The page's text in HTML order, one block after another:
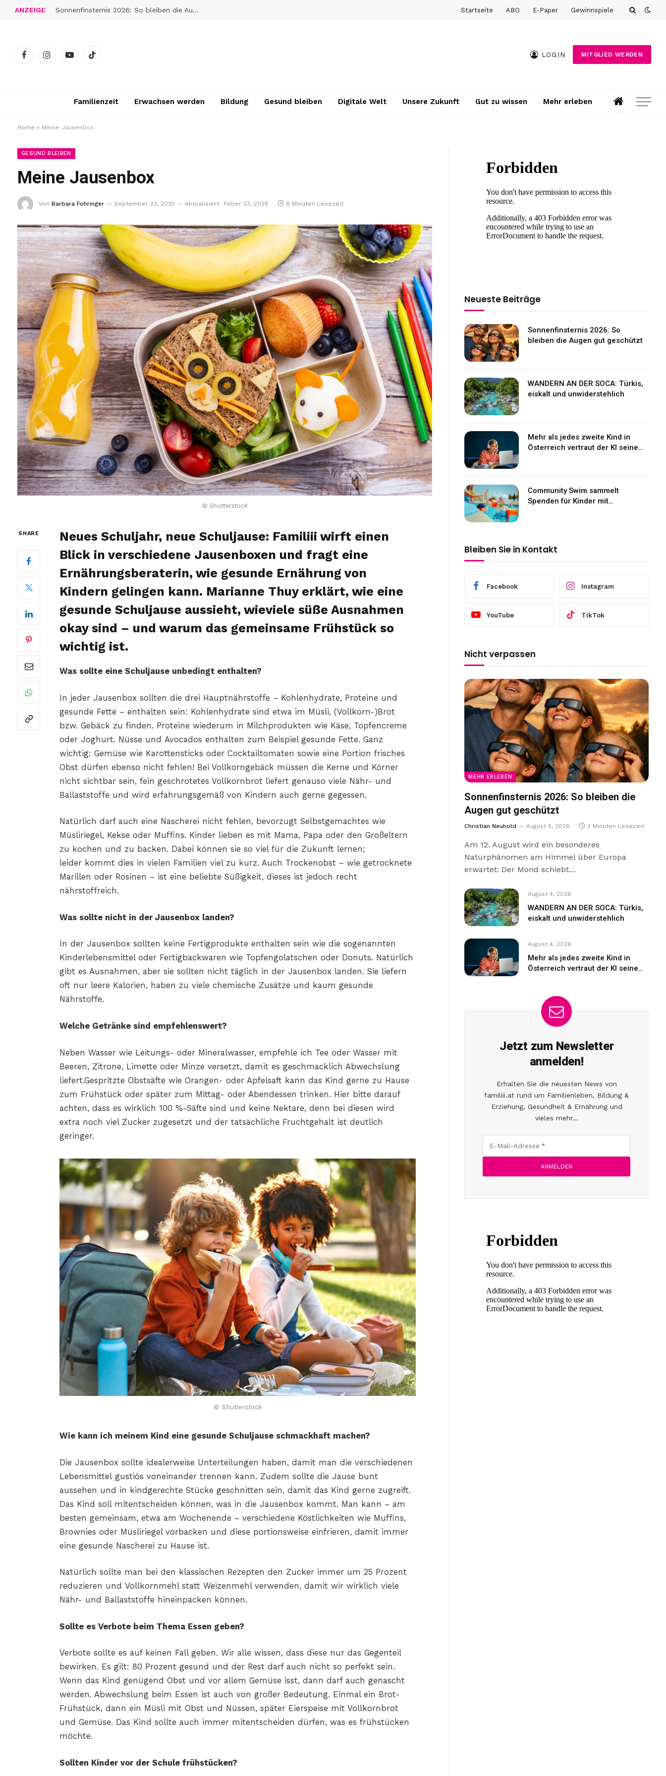
ANZEIGE Sonnenfinsternis 2026: So bleiben die Augen gut geschützt Startseite ABO E-Paper Gewinnspiele
FacebookInstagramYouTubeTikTok
LOGIN MITGLIED WERDEN
Familienzeit Erwachsen werden Bildung Gesund bleiben Digitale Welt Unsere Zukunft Gut zu wissen Mehr erleben
Home » Meine Jausenbox
GESUND BLEIBEN
Meine Jausenbox
Von Barbara Fohringer September 23, 2025 Aktualisiert: Feber 23, 2026 6 Minuten Lesezeit
© Shutterstock
SHARE
Neues Schuljahr, neue Schuljause: Familiii wirft einen
Blick in verschiedene Jausenboxen und fragt eine
Ernährungsberaterin, wie gesunde Ernährung von
Kindern gelingen kann. Marianne Thuy erklärt, wie eine
gesunde Schuljause aussieht, wieviele süße Ausnahmen
okay sind – und warum das gemeinsame Frühstück so
wichtig ist.
Was sollte eine Schuljause unbedingt enthalten?
In jeder Jausenbox sollten die drei Hauptnährstoffe – Kohlenhydrate, Proteine und
gesunde Fette – enthalten sein: Kohlenhydrate sind etwa im Müsli, (Vollkorn-)Brot
bzw. Gebäck zu finden. Proteine wiederum in Milchprodukten wie Käse, Topfencreme
oder Joghurt. Nüsse und Avocados enthalten zum Beispiel gesunde Fette. Ganz
wichtig: Gemüse wie Karottensticks oder Cocktailtomaten sowie eine Portion frisches
Obst dürfen ebenso nicht fehlen! Bei Vollkorngebäck müssen die Kerne und Körner
nicht sichtbar sein, fein geschrotetes Vollkornbrot liefert genauso viele Nähr- und
Ballaststoffe und wird erfahrungsgemäß von Kindern auch gerne gegessen.
Natürlich darf auch eine Nascherei nicht fehlen, bevorzugt Selbstgemachtes wie
Müsliriegel, Kekse oder Muffins. Kinder lieben es mit Mama, Papa oder den Großeltern
zu kochen und zu backen. Dabei können sie so viel für die Zukunft lernen;
leider kommt dies in vielen Familien viel zu kurz. Auch Trockenobst – wie getrocknete
Marillen oder Rosinen – ist eine beliebte Süßigkeit, dieses ist jedoch recht
nährstoffreich.
Was sollte nicht in der Jausenbox landen?
In der Jausenbox sollten keine Fertigprodukte enthalten sein wie die sogenannten
Kinderlebensmittel oder Fertigbackwaren wie Topfengolatschen oder Donuts. Natürlich
gibt es Ausnahmen, aber sie sollten nicht täglich in der Jausenbox landen. Sie liefern
oft nur leere Kalorien, haben zu viele chemische Zusätze und kaum gesunde
Nährstoffe.
Welche Getränke sind empfehlenswert?
Neben Wasser wie Leitungs- oder Mineralwasser, empfehle ich Tee oder Wasser mit
Beeren, Zitrone, Limette oder Minze versetzt, damit es geschmacklich Abwechslung
liefert.Gespritzte Obstsäfte wie Orangen- oder Apfelsaft kann das Kind gerne zu Hause
zum Frühstück oder später zum Mittag- oder Abendessen trinken. Hier bitte darauf
achten, dass es wirklich 100 %-Säfte sind und keine Nektare, denn bei diesen wird
extra noch viel Zucker zugesetzt und der tatsächliche Fruchtgehalt ist deutlich
geringer.
© Shutterstock
Wie kann ich meinem Kind eine gesunde Schuljause schmackhaft machen?
Die Jausenbox sollte idealerweise Unterteilungen haben, damit man die verschiedenen
Lebensmittel gustiös voneinander trennen kann. Zudem sollte die Jause bunt
aussehen und in kindgerechte Stücke geschnitten sein, damit das Kind gerne zugreift.
Das Kind soll mitentscheiden können, was in die Jausenbox kommt. Man kann – am
besten gemeinsam, etwa am Wochenende – verschiedene Köstlichkeiten wie Muffins,
Brownies oder Müsliriegel vorbacken und diese portionsweise einfrieren, damit immer
eine gesunde Nascherei zu Hause ist.
Natürlich sollte man bei den klassischen Rezepten den Zucker immer um 25 Prozent
reduzieren und Vollkornmehl statt Weizenmehl verwenden, damit wir wirklich viele
Nähr- und Ballaststoffe hineinpacken können.
Sollte es Verbote beim Thema Essen geben?
Verbote sollte es auf keinen Fall geben. Wir alle wissen, dass diese nur das Gegenteil
bewirken. Es gilt: 80 Prozent gesund und der Rest darf auch nicht so perfekt sein.
Wenn das Kind genügend Obst und vor allem Gemüse isst, dann darf auch genascht
werden. Abwechslung beim Essen ist auch von großer Bedeutung. Einmal ein Brot-
Frühstück, dann ein Müsli mit Obst und Nüssen, später Eierspeise mit Vollkornbrot
und Gemüse. Das Kind sollte auch immer mitentscheiden dürfen, was es frühstücken
möchte.
Sollten Kinder vor der Schule frühstücken?
Neueste Beiträge
Sonnenfinsternis 2026: So
bleiben die Augen gut geschützt
WANDERN AN DER SOCA: Türkis,
eiskalt und unwiderstehlich
Mehr als jedes zweite Kind in
Österreich vertraut der KI seine
Community Swim sammelt
Spenden für Kinder mit
Bleiben Sie in Kontakt
Facebook Instagram
YouTube TikTok
Nicht verpassen
MEHR ERLEBEN
Sonnenfinsternis 2026: So bleiben die
Augen gut geschützt
Christian Neuhold August 5, 2026 3 Minuten Lesezeit
Am 12. August wird ein besonderes
Naturphänomen am Himmel über Europa
erwartet: Der Mond schiebt…
August 4, 2026
WANDERN AN DER SOCA: Türkis,
eiskalt und unwiderstehlich
August 4, 2026
Mehr als jedes zweite Kind in
Österreich vertraut der KI seine
Jetzt zum Newsletter
anmelden!
Erhalten Sie die neuesten News von
familiii.at rund um Familienleben, Bildung &
Erziehung, Gesundheit & Ernährung und
vieles mehr...
E-Mail-Adresse